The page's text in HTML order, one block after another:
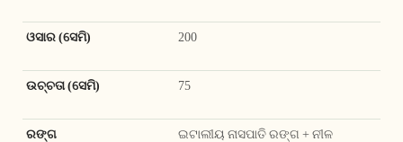
ଓସାର (ସେମି) 200
ଉଚ୍ଚତା (ସେମି) 75
ରଙ୍ଗ ଇଟାଲୀୟ ନାସପାତି ରଙ୍ଗ + ନୀଳ